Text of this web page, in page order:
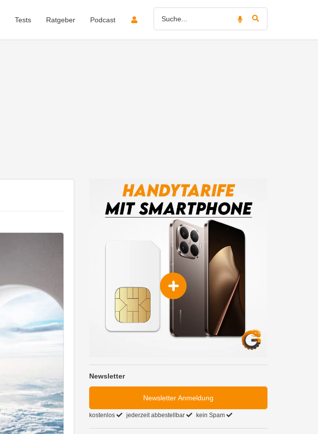
Tests Ratgeber Podcast
Newsletter
Newsletter Anmeldung
kostenlos jederzeit abbestellbar kein Spam